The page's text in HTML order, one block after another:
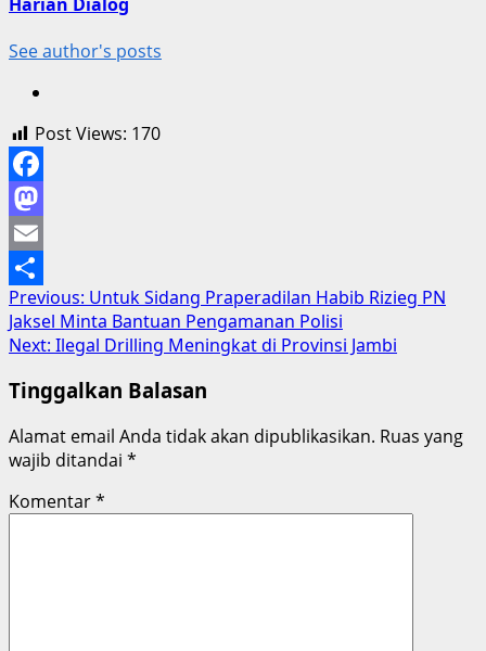
See author's posts
Post Views: 170
Facebook
Mastodon
Email
Share
Post
navigation
Previous: Untuk Sidang Praperadilan Habib Rizieg PN
Jaksel Minta Bantuan Pengamanan Polisi
Next: Ilegal Drilling Meningkat di Provinsi Jambi
Tinggalkan Balasan
Alamat email Anda tidak akan dipublikasikan. Ruas yang
wajib ditandai *
Komentar*